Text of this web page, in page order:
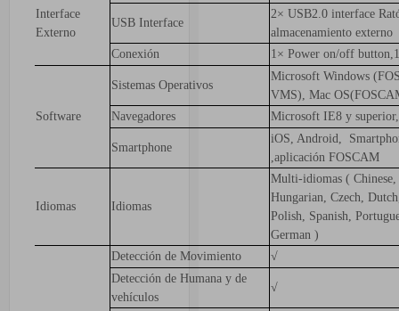
Interface
Externo
USB Interface
2× USB2.0 interface
almacenamiento externo
Conexión
1× Power on/off
Software
Sistemas Operativos
Microsoft Windows
VMS), Mac
Navegadores
Microsoft IE8 y
Smartphone
iOS, Android,
,aplicación FOSCAM
Idiomas Idiomas
Multi-idiomas (
Hungarian, Czech,
Polish, Spanish,
German )
Detección de Movimiento
√
Detección de Humana y de
vehículos
√